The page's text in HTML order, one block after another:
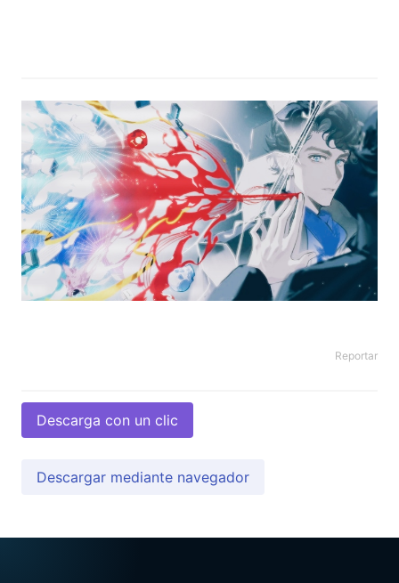
Reportar
Descarga con un clic
Descargar mediante navegador